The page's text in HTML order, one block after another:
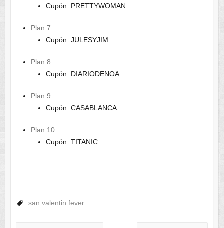
Cupón: PRETTYWOMAN
Plan 7
Cupón: JULESYJIM
Plan 8
Cupón: DIARIODENOA
Plan 9
Cupón: CASABLANCA
Plan 10
Cupón: TITANIC
san valentin fever